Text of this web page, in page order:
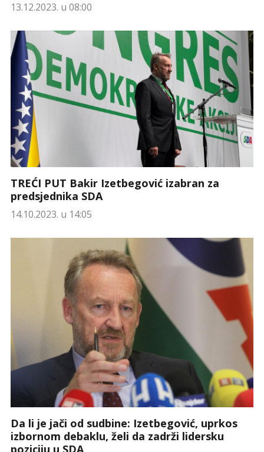
13.12.2023. u 08:00
TREĆI PUT Bakir Izetbegović izabran za
predsjednika SDA
14.10.2023. u 14:05
Da li je jači od sudbine: Izetbegović, uprkos
izbornom debaklu, želi da zadrži lidersku
poziciju u SDA